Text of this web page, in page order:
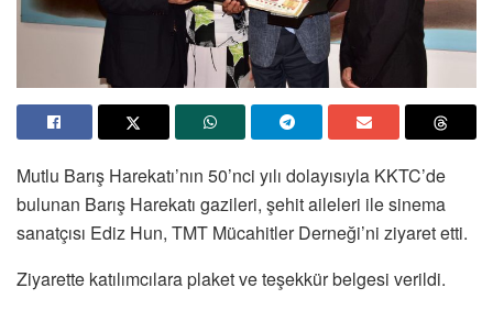
Mutlu Barış Harekatı’nın 50’nci yılı dolayısıyla KKTC’de
bulunan Barış Harekatı gazileri, şehit aileleri ile sinema
sanatçısı Ediz Hun, TMT Mücahitler Derneği’ni ziyaret etti.
Ziyarette katılımcılara plaket ve teşekkür belgesi verildi.